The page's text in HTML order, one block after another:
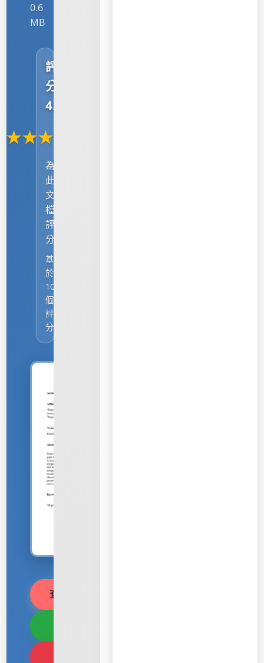
0.6
MB
評
分：
4.5
★★★
為
此
文
檔
評
分
基
於
1000
個
評
分
查看PDF文檔